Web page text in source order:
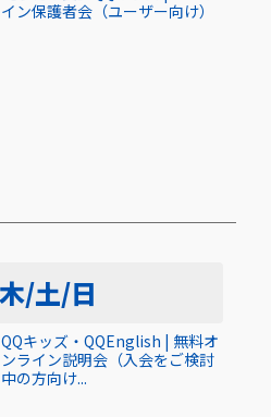
イン保護者会（ユーザー向け）
/土/日
QQキッズ・QQEnglish | 無料オ
ンライン説明会（入会をご検討
中の方向け...